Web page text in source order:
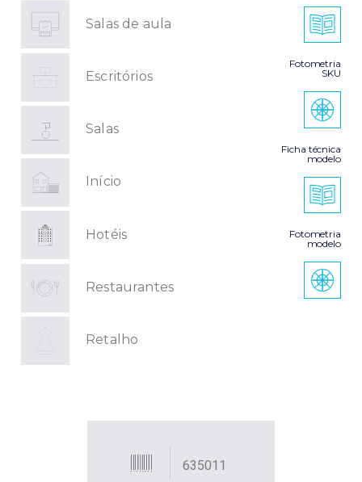
Salas de aula
Escritórios
Salas
Início
Hotéis
Restaurantes
Retalho
Fotometria
SKU
Ficha técnica
modelo
Fotometria
modelo
635011